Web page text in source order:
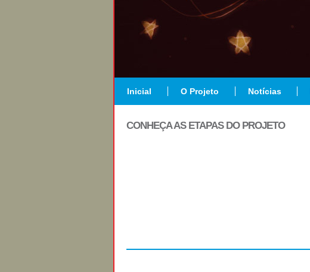
Inicial O Projeto Notícias
CONHEÇA AS ETAPAS DO PROJETO